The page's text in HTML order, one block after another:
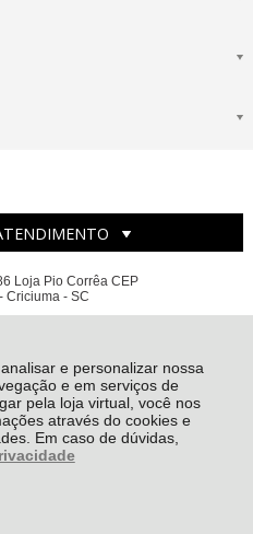
e personalizar nossa
e em serviços de
pela loja virtual, você nos
através do cookies e
Em caso de dúvidas,
Loja Pio Corrêa CEP
Criciuma - SC